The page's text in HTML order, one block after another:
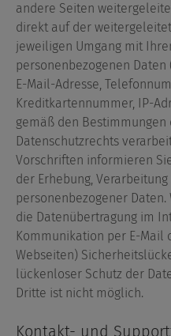
andere Seiten
direkt auf der
jeweiligen Umgang mit
personenbezogenen Daten
E-Mail-Adresse,
Kreditkartennummer, IP-
gemäß den
Datenschutzrechts
Vorschriften informieren
der Erhebung,
personenbezogener
die Datenübertragung im
Kommunikation per E-
Webseiten)
lückenloser Schutz der
Dritte ist nicht möglich.
Kontakt- und